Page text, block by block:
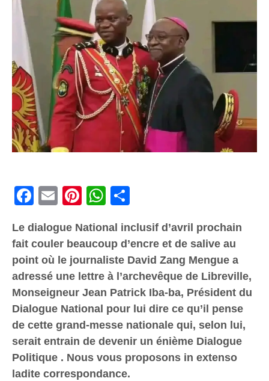
Facebook
Email PinterestWhatsApp
Le dialogue National inclusif d’avril prochain
fait couler beaucoup d’encre et de salive au
point où le journaliste David Zang Mengue a
adressé une lettre à l’archevêque de Libreville,
Monseigneur Jean Patrick Iba-ba, Président du
Dialogue National pour lui dire ce qu’il pense
de cette grand-messe nationale qui, selon lui,
serait entrain de devenir un énième Dialogue
Politique . Nous vous proposons in extenso
ladite correspondance.